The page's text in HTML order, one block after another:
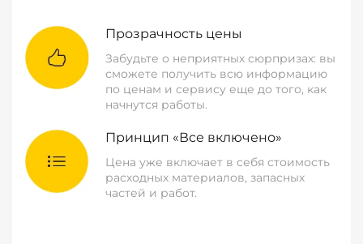
Прозрачность цены
Забудьте о неприятных сюрпризах: вы
сможете получить всю информацию
по ценам и сервису еще до того, как
начнутся работы.
Принцип «Все включено»
Цена уже включает в себя стоимость
расходных материалов, запасных
частей и работ.